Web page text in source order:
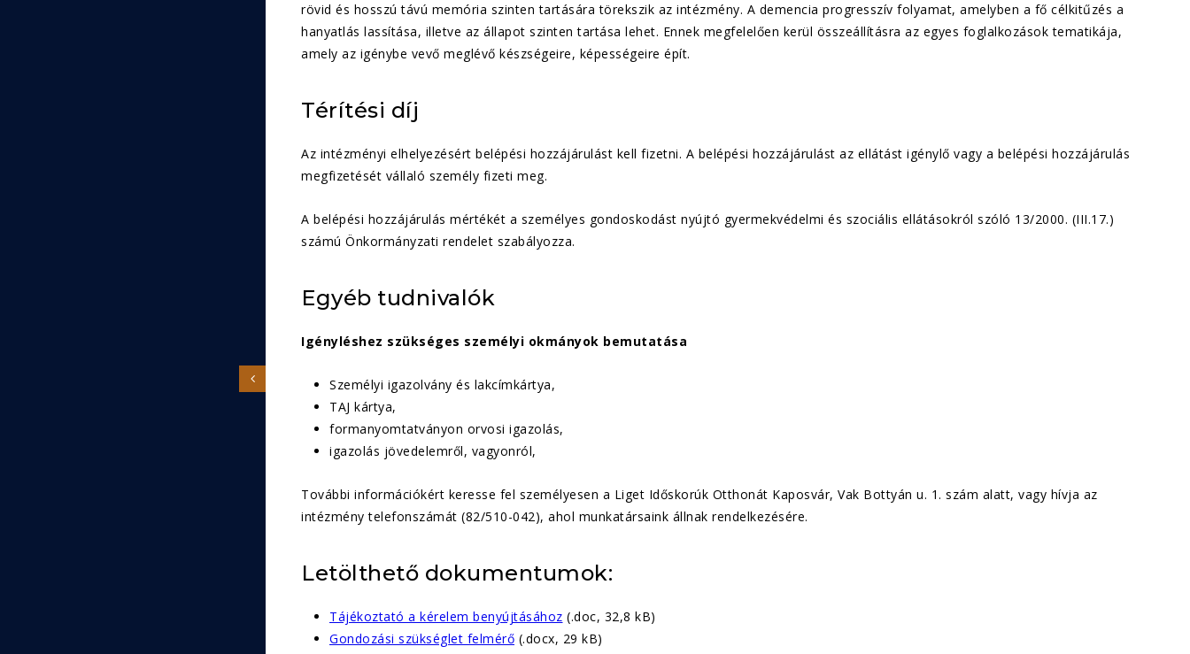
rövid és hosszú távú memória szinten tartására törekszik az intézmény. A demencia progresszív folyamat, amelyben a fő célkitűzés a
hanyatlás lassítása, illetve az állapot szinten tartása lehet. Ennek megfelelően kerül összeállításra az egyes foglalkozások tematikája,
amely az igénybe vevő meglévő készségeire, képességeire épít.
Térítési díj
Az intézményi elhelyezésért belépési hozzájárulást kell fizetni. A belépési hozzájárulást az ellátást igénylő vagy a belépési hozzájárulás
megfizetését vállaló személy fizeti meg.
A belépési hozzájárulás mértékét a személyes gondoskodást nyújtó gyermekvédelmi és szociális ellátásokról szóló 13/2000. (III.17.)
számú Önkormányzati rendelet szabályozza.
Egyéb tudnivalók
Igényléshez szükséges személyi okmányok bemutatása
Személyi igazolvány és lakcímkártya,
TAJ kártya,
formanyomtatványon orvosi igazolás,
igazolás jövedelemről, vagyonról,
További információkért keresse fel személyesen a Liget Időskorúk Otthonát Kaposvár, Vak Bottyán u. 1. szám alatt, vagy hívja az
intézmény telefonszámát (82/510-042), ahol munkatársaink állnak rendelkezésére.
Letölthető dokumentumok:
Tájékoztató a kérelem benyújtásához (.doc, 32,8 kB)
Gondozási szükséglet felmérő (.docx, 29 kB)